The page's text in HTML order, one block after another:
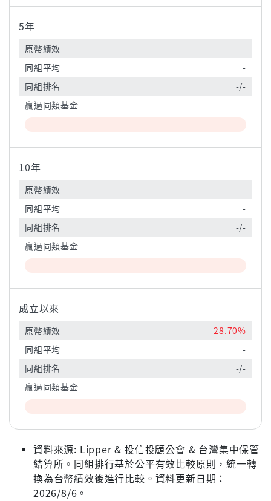
5年
原幣績效
-
同組平均
-
同組排名
-/-
贏過同類基金
10年
原幣績效
-
同組平均
-
同組排名
-/-
贏過同類基金
成立以來
原幣績效
28.70%
同組平均
-
同組排名
-/-
贏過同類基金
資料來源: Lipper & 投信投顧公會 & 台灣集中保管
結算所。同組排行基於公平有效比較原則，統一轉
換為台幣績效後進行比較。資料更新日期：
2026/8/6。